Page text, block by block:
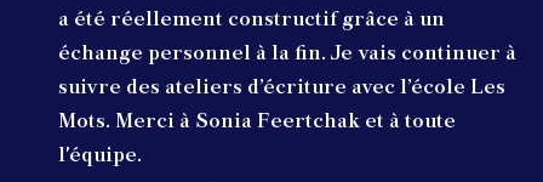
a été réellement constructif grâce à un
échange personnel à la fin. Je vais continuer à
suivre des ateliers d’écriture avec l’école Les
Mots. Merci à Sonia Feertchak et à toute
l'équipe.